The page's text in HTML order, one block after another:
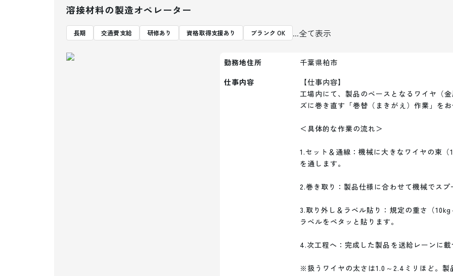
溶接材料の製造オペレーター
長期 交通費支給 研修あり 資格取得支援あり ブランク OK ...全て表示
勤務地住所
千葉県柏市
仕事内容
【仕事内容】
工場内にて、製品のベースとなるワイヤ（
ズに巻き直す「巻替（まきがえ）作業」を
＜具体的な作業の流れ＞
1.セット＆通線：機械に大きなワイヤの束
を通します。
2.巻き取り：製品仕様に合わせて機械でス
3.取り外し＆ラベル貼り：規定の重さ（
ラベルをペタッと貼ります。
4.次工程へ：完成した製品を送給レーンに
※扱うワイヤの太さは1.0～2.4ミリほど。